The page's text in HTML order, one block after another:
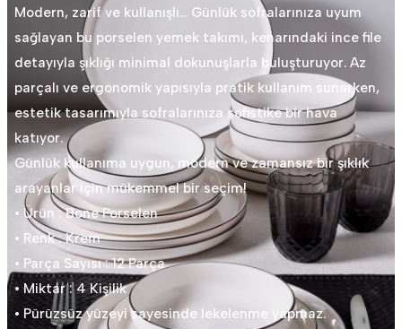
Modern, zarif ve kullanışlı… Günlük sofralarınıza uyum
sağlayan bu porselen yemek takımı, kenarındaki ince file
detayıyla şıklığı minimal dokunuşlarla buluşturuyor. Az
parçalı ve ergonomik yapısıyla pratik kullanım sunarken,
estetik tasarımıyla sofralarınıza sofistike bir hava
katıyor.
Günlük kullanıma uygun, modern ve zamansız bir şıklık
arayanlar için mükemmel bir seçim!
• Ürün : Bone Porselen
• Renk : Krem
• Parça Sayısı : 12 Parça
• Miktar : 4 Kişilik
• Pürüzsüz yüzeyi sayesinde lekelenme yapmaz.